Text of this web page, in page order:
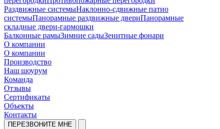
Раздвижные системыНаклонно-сдвижные патио
системыПанорамные раздвижные двериПанорамные
складные двери-гармошки
Балконные рамыЗимние садыЗенитные фонари
О компании
О компании
Производство
Наш шоурум
Команда
Отзывы
Сертификаты
Объекты
Контакты
ПЕРЕЗВОНИТЕ МНЕ